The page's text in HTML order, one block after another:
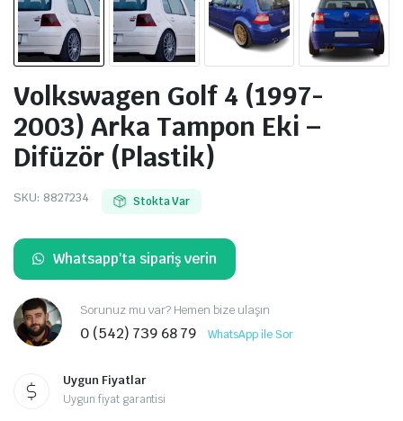
Volkswagen Golf 4 (1997-
2003) Arka Tampon Eki –
Difüzör (Plastik)
SKU: 8827234 Stokta Var
Whatsapp'ta sipariş verin
Sorunuz mu var? Hemen bize ulaşın
0 (542) 739 68 79 WhatsApp ile Sor
Uygun Fiyatlar
Uygun fiyat garantisi